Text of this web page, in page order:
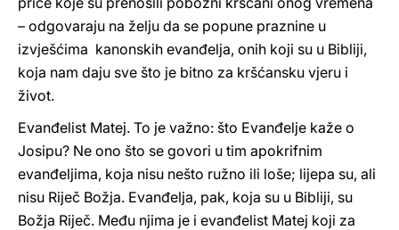
– odgovaraju na želju da se popune praznine u
izvješćima kanonskih evanđelja, onih koji su u Bibliji,
koja nam daju sve što je bitno za kršćansku vjeru i
život.
Evanđelist Matej. To je važno: što Evanđelje kaže o
Josipu? Ne ono što se govori u tim apokrifnim
evanđeljima, koja nisu nešto ružno ili loše; lijepa su, ali
nisu Riječ Božja. Evanđelja, pak, koja su u Bibliji, su
Božja Riječ. Među njima je i evanđelist Matej koji za